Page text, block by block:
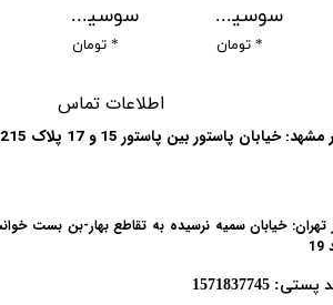
سوسیس فرانک تهران
* تومان
سوسیس خمیری -
* تومان
خیابان پاستور بین پاستور 15 و 17 پلاک 215
اطلاعات تماس
1571837745